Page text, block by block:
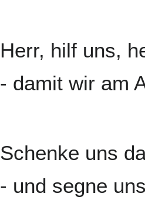
Herr, hilf uns,
- damit wir am
Schenke uns
- und segne